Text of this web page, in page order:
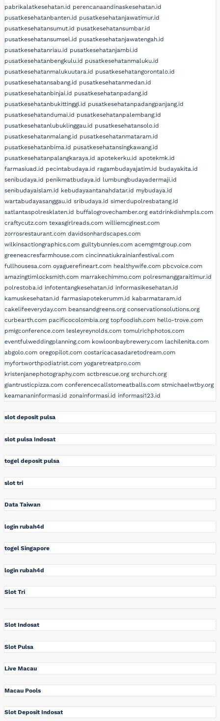
pabrikalatkesehatan.id perencanaandinaskesehatan.id
pusatkesehatanbanten.id pusatkesehatanjawatimur.id
pusatkesehatansumut.id pusatkesehatansumbar.id
pusatkesehatansumsel.id pusatkesehatanjawatengah.id
pusatkesehatanriau.id pusatkesehatanjambi.id
pusatkesehatanbengkulu.id pusatkesehatanmaluku.id
pusatkesehatanmalukuutara.id pusatkesehatangorontalo.id
pusatkesehatansabang.id pusatkesehatanmedan.id
pusatkesehatanbinjai.id pusatkesehatanpadang.id
pusatkesehatanbukittinggi.id pusatkesehatanpadangpanjang.id
pusatkesehatandumai.id pusatkesehatanpalembang.id
pusatkesehatanlubuklinggau.id pusatkesehatansolo.id
pusatkesehatanmalang.id pusatkesehatanmataram.id
pusatkesehatanbima.id pusatkesehatansingkawang.id
pusatkesehatanpalangkaraya.id apotekerku.id apotekmk.id
farmasiuad.id pecintabudaya.id ragambudayajatim.id budayakita.id
senibudaya.id penikmatbudaya.id lumbungbudayadermaji.id
senibudayaislam.id kebudayaantanahdatar.id mybudaya.id
wartabudayasanggau.id sribudaya.id simerdupolresbatang.id
satlantaspolresklaten.id buffalogrovechamber.org eatdrinkdishmpls.com
craftycutz.com texasgirlreads.com williemcginest.com
zorrosrestaurant.com davidsonhardscapes.com
wilkinsactiongraphics.com guiltybunnies.com acemgmtgroup.com
greeneacresfarmhouse.com cincinnatiukrainianfestival.com
fullhousesa.com oyaguerefineart.com healthywife.com pbcvoice.com
amazingtimlocksmith.com marrakechimmo.com polresmanggaraitimur.id
polrestoba.id infotentangkesehatan.id informasikesehatan.id
kamuskesehatan.id farmasiapotekerumm.id kabarmataram.id
cakelifeeveryday.com beansandgreens.org conservationsolutions.org
curbearth.com pacificocolombia.org topfoodish.com hello-trove.com
pmigconference.com lesleyreynolds.com tomulrichphotos.com
eventfulweddingplanning.com kowloonbaybrewery.com lachilenita.com
abgolo.com oregopilot.com costaricacasadaretodream.com
myfortworthpodiatrist.com yogaretreatpro.com
kristenjanephotography.com sctbrescue.org srchurch.org
giantrusticpizza.com conferencecallstomeatballs.com stmichaelwtby.org
keamananinformasi.id zonainformasi.id informasi123.id
slot deposit pulsa
slot pulsa Indosat
togel deposit pulsa
slot tri
Data Taiwan
login rubah4d
togel Singapore
login rubah4d
Slot Tri
Slot Indosat
Slot Pulsa
Live Macau
Macau Pools
Slot Deposit Indosat